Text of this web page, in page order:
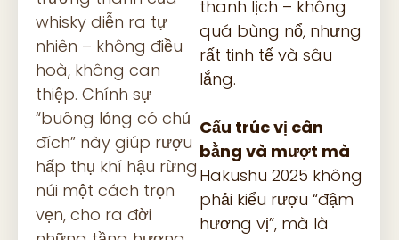
whisky diễn ra tự
nhiên – không điều
hoà, không can
thiệp. Chính sự
“buông lỏng có chủ
đích” này giúp rượu
hấp thụ khí hậu rừng
núi một cách trọn
vẹn, cho ra đời
thanh lịch – không
quá bùng nổ, nhưng
rất tinh tế và sâu
lắng.
Cấu trúc vị cân
bằng và mượt mà
Hakushu 2025 không
phải kiểu rượu “đậm
hương vị”, mà là